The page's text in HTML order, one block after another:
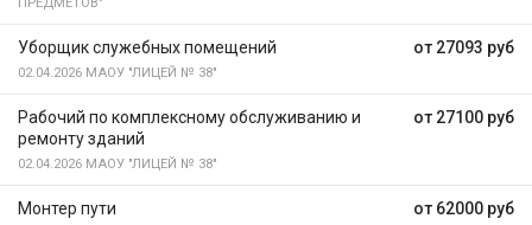
от 27093 руб
Уборщик служебных помещений
02.04.2026 МАОУ "ЛИЦЕЙ № 38"
от 27100 руб
Рабочий по комплексному обслуживанию и
ремонту зданий
02.04.2026 МАОУ "ЛИЦЕЙ № 38"
от 62000 руб
Монтер пути